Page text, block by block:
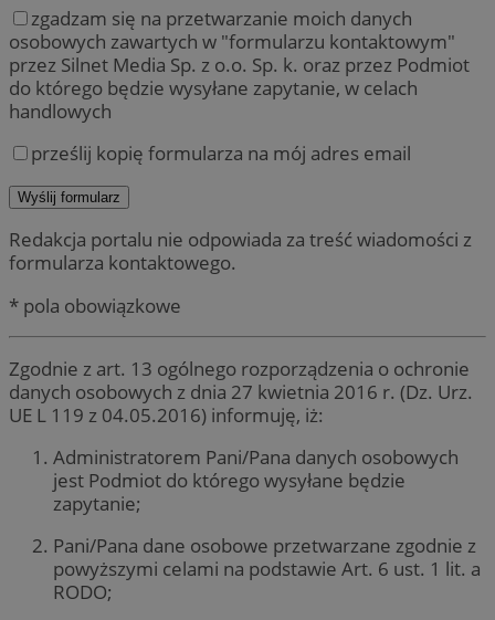
zgadzam się na przetwarzanie moich danych
osobowych zawartych w "formularzu kontaktowym"
przez Silnet Media Sp. z o.o. Sp. k. oraz przez Podmiot
do którego będzie wysyłane zapytanie, w celach
handlowych
prześlij kopię formularza na mój adres email
Redakcja portalu nie odpowiada za treść wiadomości z
formularza kontaktowego.
* pola obowiązkowe
Zgodnie z art. 13 ogólnego rozporządzenia o ochronie
danych osobowych z dnia 27 kwietnia 2016 r. (Dz. Urz.
UE L 119 z 04.05.2016) informuję, iż:
Administratorem Pani/Pana danych osobowych
jest Podmiot do którego wysyłane będzie
zapytanie;
Pani/Pana dane osobowe przetwarzane zgodnie z
powyższymi celami na podstawie Art. 6 ust. 1 lit. a
RODO;